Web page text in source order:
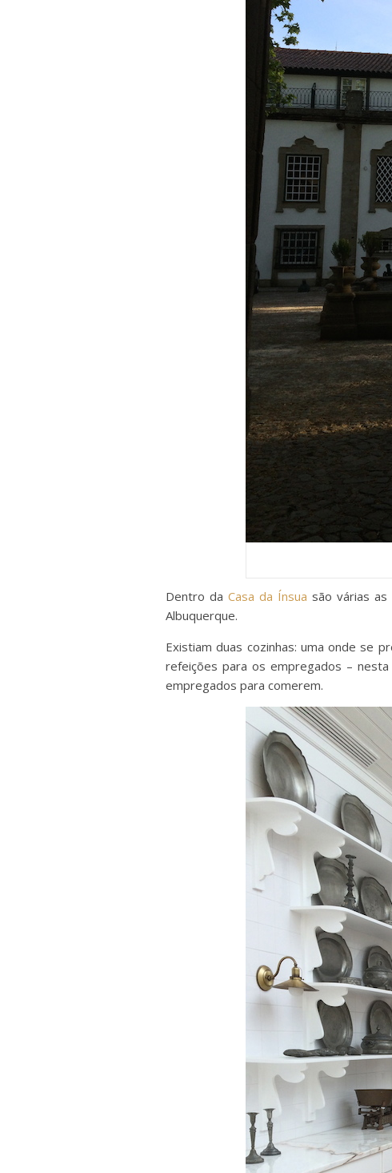
Dentro da Casa da Ínsua são várias
Albuquerque.
Existiam duas cozinhas: uma onde se
refeições para os empregados –
empregados para comerem.